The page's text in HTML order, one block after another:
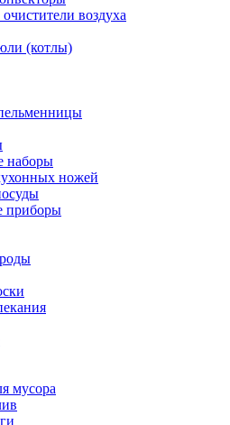
воздуха
(котлы)
наборы
ножей
приборы
мусора